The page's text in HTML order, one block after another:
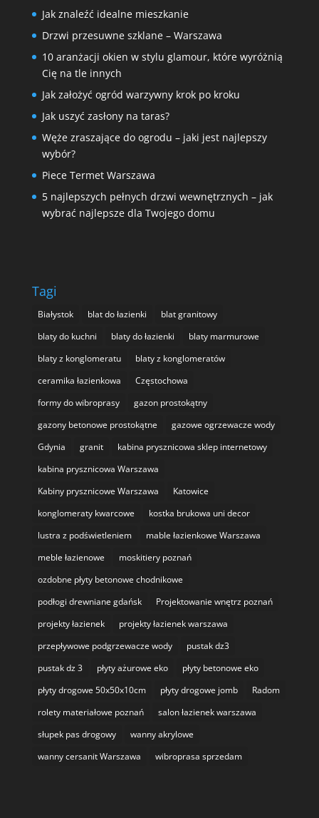
Jak znaleźć idealne mieszkanie
Drzwi przesuwne szklane – Warszawa
10 aranżacji okien w stylu glamour, które wyróżnią
Cię na tle innych
Jak założyć ogród warzywny krok po kroku
Jak uszyć zasłony na taras?
Węże zraszające do ogrodu – jaki jest najlepszy
wybór?
Piece Termet Warszawa
5 najlepszych pełnych drzwi wewnętrznych – jak
wybrać najlepsze dla Twojego domu
Tagi
Białystok blat do łazienki
blat granitowy
blaty do kuchni
blaty do łazienki
blaty marmurowe
blaty z konglomeratu
blaty z konglomeratów
ceramika łazienkowa
Częstochowa
formy do wibroprasy
gazon prostokątny
gazony betonowe prostokątne
gazowe ogrzewacze wody
Gdynia
granit
kabina prysznicowa sklep internetowy
kabina prysznicowa Warszawa
Kabiny prysznicowe Warszawa
Katowice
konglomeraty kwarcowe
kostka brukowa uni decor
lustra z podświetleniem
mable łazienkowe Warszawa
meble łazienowe
moskitiery poznań
ozdobne płyty betonowe chodnikowe
podłogi drewniane gdańsk
Projektowanie wnętrz poznań
projekty łazienek
projekty łazienek warszawa
przepływowe podgrzewacze wody
pustak dz3
pustak dz 3
płyty ażurowe eko
płyty betonowe eko
płyty drogowe 50x50x10cm
płyty drogowe jomb
Radom
rolety materiałowe poznań
salon łazienek warszawa
słupek pas drogowy
wanny akrylowe
wanny cersanit Warszawa
wibroprasa sprzedam